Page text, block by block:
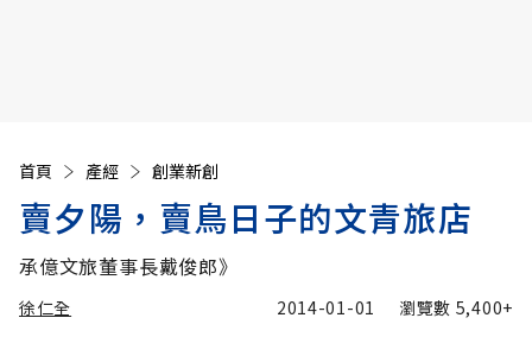
首頁 產經 創業新創
賣夕陽，賣鳥日子的文青旅店
承億文旅董事長戴俊郎》
徐仁全 2014-01-01 瀏覽數 5,400+